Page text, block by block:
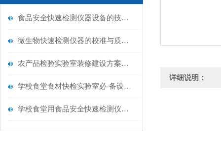
食品安全快速检测仪器设备的技术演进与应用场景
微生物快速检测仪器的校准与质控：保证结果准确性的黄金法则
农产品检验实验室装修建设方案仪器配置清单@云唐仪器
学校食堂食材快检实验室必-备设备清单【云唐仪器推荐】
学校食堂用食品安全快速检测仪器【行业推荐】云唐食品安全检测仪
详细说明：